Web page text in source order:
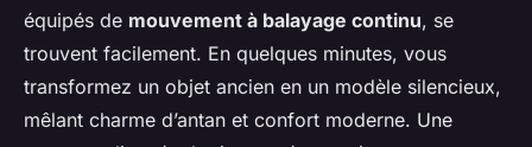
équipés de mouvement à balayage continu, se
trouvent facilement. En quelques minutes, vous
transformez un objet ancien en un modèle silencieux,
mêlant charme d’antan et confort moderne. Une